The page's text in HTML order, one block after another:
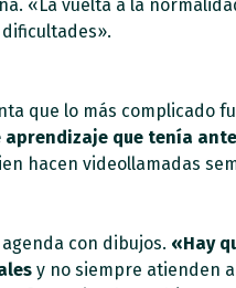
«La vuelta a la
que lo más complicado
aprendizaje que tenía
hacen videollamadas
con dibujos. «Hay
y no siempre atienden